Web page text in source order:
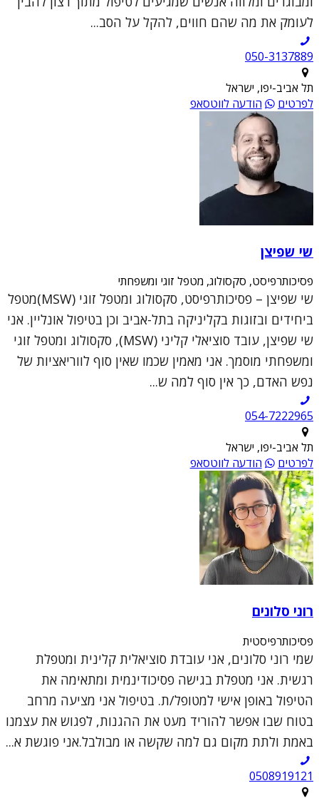
לעומק את מה שהם חווים, להקל על הסב...
050-3137889
תל אביב-יפו, ישראל
לפרטים
הודעה לווטסאפ
שי שפיצן
פסיכותרפיסט, סקסולוג, מטפל זוגי ומשפחתי
שי שפיצן – פסיכותרפיסט, סקסולוג ומטפל זוגי (MSW)מטפל
ביחידים ובזוגות בקליניקה בתל-אביב וכן בטיפול אונליין. אני
שי שפיצן, עובד סוציאלי קליני (MSW), סקסולוג ומטפל זוגי
ומשפחתי מוסמך. אני מאמין שכמו שאין סוף לווריאציות של
נפש האדם, כך אין סוף למה ש...
054-7222965
תל אביב-יפו, ישראל
לפרטים
הודעה לווטסאפ
רוני סלונים
פסיכותרפיסטית
שמי רוני סלונים, אני עובדת סוציאלית קלינית ומטפלת
רגשית. אני מטפלת בגישה פסיכודינמית ומתאימה את
הטיפול באופן אישי למטופל/ת. בטיפול אני מציעה מרחב
בטוח שבו אפשר להוריד מעט את ההגנות, לפגוש את עצמנו
באמת ולתת מקום גם למה שקשה או מבולבל.אני פוגשת א...
0508919121